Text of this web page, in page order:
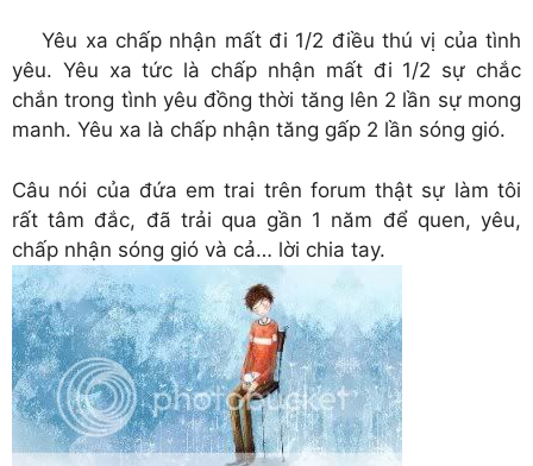
Yêu xa chấp nhận mất đi 1/2 điều thú vị của tình
yêu. Yêu xa tức là chấp nhận mất đi 1/2 sự chắc
chắn trong tình yêu đồng thời tăng lên 2 lần sự mong
manh. Yêu xa là chấp nhận tăng gấp 2 lần sóng gió.
Câu nói của đứa em trai trên forum thật sự làm tôi
rất tâm đắc, đã trải qua gần 1 năm để quen, yêu,
chấp nhận sóng gió và cả… lời chia tay.